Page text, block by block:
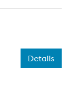
Details